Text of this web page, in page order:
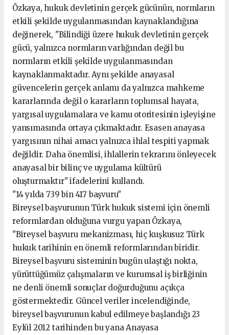
Özkaya, hukuk devletinin gerçek gücünün, normların
etkili şekilde uygulanmasından kaynaklandığına
değinerek, "Bilindiği üzere hukuk devletinin gerçek
gücü, yalnızca normların varlığından değil bu
normların etkili şekilde uygulanmasından
kaynaklanmaktadır. Aynı şekilde anayasal
güvencelerin gerçek anlamı da yalnızca mahkeme
kararlarında değil o kararların toplumsal hayata,
yargısal uygulamalara ve kamu otoritesinin işleyişine
yansımasında ortaya çıkmaktadır. Esasen anayasa
yargısının nihai amacı yalnızca ihlal tespiti yapmak
değildir. Daha önemlisi, ihlallerin tekrarını önleyecek
anayasal bir bilinç ve uygulama kültürü
oluşturmaktır" ifadelerini kullandı.
"14 yılda 739 bin 417 başvuru"
Bireysel başvurunun Türk hukuk sistemi için önemli
reformlardan olduğuna vurgu yapan Özkaya,
"Bireysel başvuru mekanizması, hiç kuşkusuz Türk
hukuk tarihinin en önemli reformlarından biridir.
Bireysel başvuru sisteminin bugün ulaştığı nokta,
yürüttüğümüz çalışmaların ve kurumsal iş birliğinin
ne denli önemli sonuçlar doğurduğunu açıkça
göstermektedir. Güncel veriler incelendiğinde,
bireysel başvurunun kabul edilmeye başlandığı 23
Eylül 2012 tarihinden bu yana Anayasa